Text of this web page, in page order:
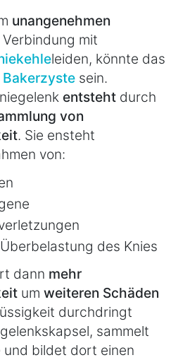
unangenehmen
Verbindung mit
leiden, könnte das
Bakerzyste sein.
entsteht durch
von
. Sie ensteht
von:
des Knies
dann mehr
um weiteren Schäden
durchdringt
sammelt
und bildet dort einen